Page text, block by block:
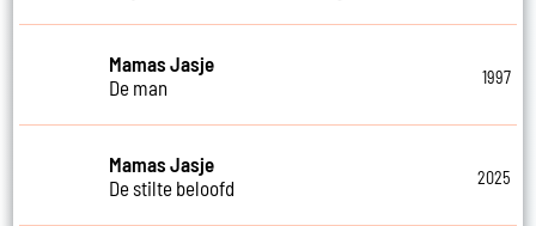
Mamas Jasje
De man
1997
Mamas Jasje
De stilte beloofd
2025